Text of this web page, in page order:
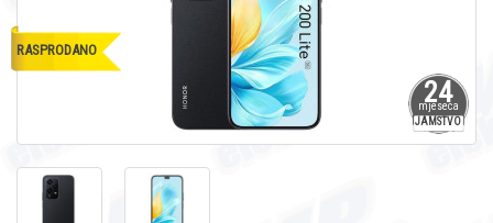
24
mjeseca
JAMSTVO
RASPRODANO